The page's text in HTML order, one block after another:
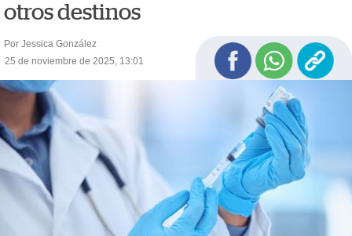
otros destinos
Por Jessica González
25 de noviembre de 2025, 13:01